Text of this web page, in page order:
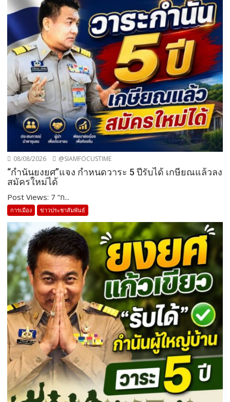
08/08/2026 @SIAMFOCUSTIME
“กำนันยงยศ”แจง กำหนดวาระ 5 ปีรับได้ เกษียณแล้วลง
สมัครใหม่ได้
Post Views: 7 “ก...
การเมือง ข่าวประชาสัมพันธ์